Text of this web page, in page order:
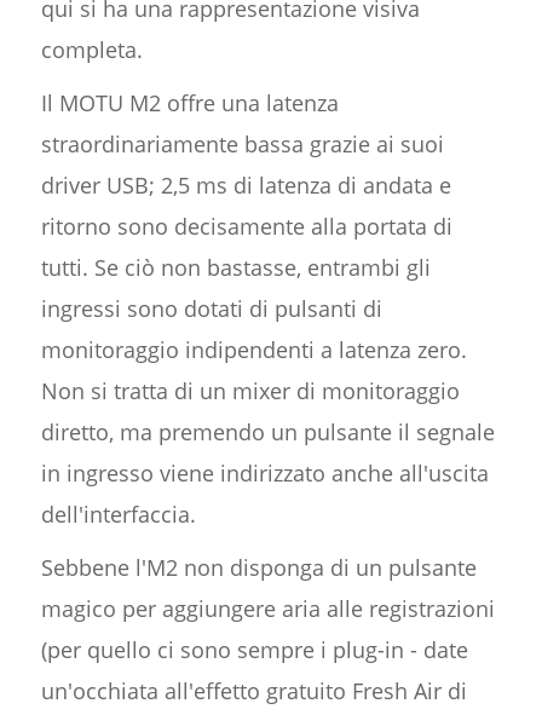
qui si ha una rappresentazione visiva
completa.
Il MOTU M2 offre una latenza
straordinariamente bassa grazie ai suoi
driver USB; 2,5 ms di latenza di andata e
ritorno sono decisamente alla portata di
tutti. Se ciò non bastasse, entrambi gli
ingressi sono dotati di pulsanti di
monitoraggio indipendenti a latenza zero.
Non si tratta di un mixer di monitoraggio
diretto, ma premendo un pulsante il segnale
in ingresso viene indirizzato anche all'uscita
dell'interfaccia.
Sebbene l'M2 non disponga di un pulsante
magico per aggiungere aria alle registrazioni
(per quello ci sono sempre i plug-in - date
un'occhiata all'effetto gratuito Fresh Air di